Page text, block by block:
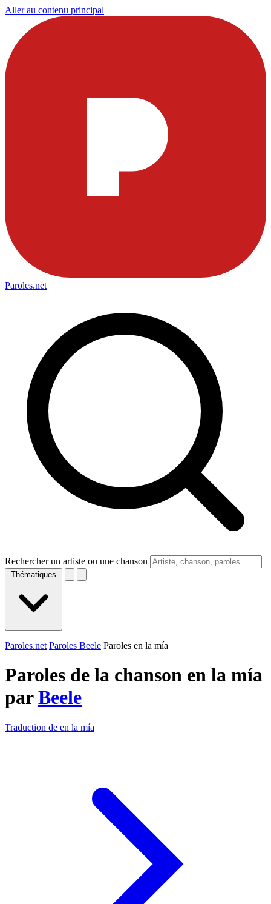
Aller au contenu principal
Paroles.net
Rechercher un artiste ou une chanson
Thématiques
Paroles.net Paroles Beele Paroles en la mía
Paroles de la chanson en la mía
parBeele
Traduction de en la mía